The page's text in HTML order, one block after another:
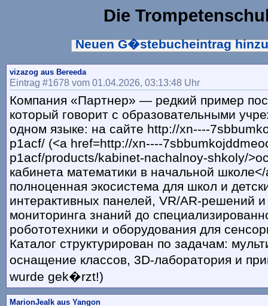
Die
Neuen G�stebucheintrag
vizazog aus Bereeda
Eintrag #1678 vom 01.04.2026, 03:13:48 Uhr
Компания «Партнер» — редкий пример
который говорит с образовательными
одном языке: на сайте http://xn----
p1acf/ (<a href=http://xn----
p1acf/products/kabinet-nachalnoy-shkoly/
кабинета математики в начальной
полноценная экосистема для школ и
интерактивных панелей, VR/AR-решений
мониторинга знаний до
робототехники и оборудования для
Каталог структурирован по задачам:
оснащение классов, 3D-лаборатория и
wurde gek�rzt!)
MarionJealk aus Yangon